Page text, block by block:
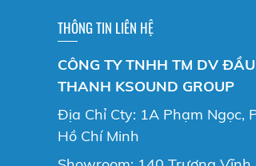
THÔNG TIN LIÊN HỆ
CÔNG TY TNHH TM DV
THANH KSOUND GROUP
Địa Chỉ Cty: 1A Phạm Ngọc,
Hồ Chí Minh